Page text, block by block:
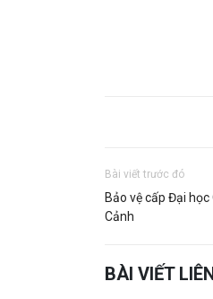
Bài viết trước đó
Bảo vệ cấp Đại
Cảnh
BÀI VIẾT